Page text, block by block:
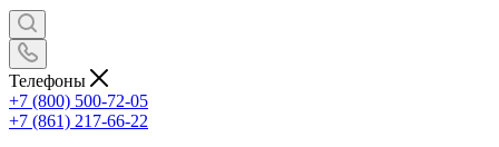
Телефоны
+7 (800) 500-72-05
+7 (861) 217-66-22